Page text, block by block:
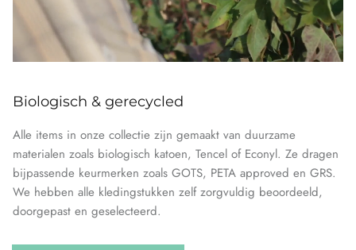
Biologisch & gerecycled
Alle items in onze collectie zijn gemaakt van duurzame
materialen zoals biologisch katoen, Tencel of Econyl. Ze dragen
bijpassende keurmerken zoals GOTS, PETA approved en GRS.
We hebben alle kledingstukken zelf zorgvuldig beoordeeld,
doorgepast en geselecteerd.